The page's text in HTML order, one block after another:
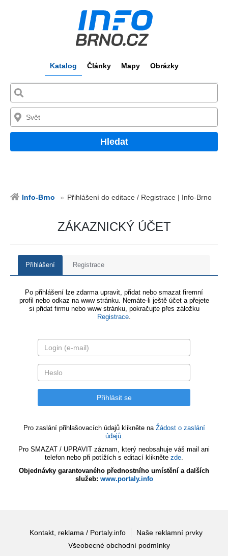
Katalog Články Mapy Obrázky
Hledat
Info-Brno Přihlášení do editace / Registrace | Info-Brno
ZÁKAZNICKÝ ÚČET
Přihlášení Registrace
Po přihlášení lze zdarma upravit, přidat nebo smazat firemní
profil nebo odkaz na www stránku. Nemáte-li ještě účet a přejete
si přidat firmu nebo www stránku, pokračujte přes záložku
Registrace.
Pro zaslání přihlašovacích údajů klikněte na Žádost o zaslání
údajů.
Pro SMAZAT / UPRAVIT záznam, který neobsahuje váš mail ani
telefon nebo při potížích s editací klikněte zde.
Objednávky garantovaného přednostního umístění a dalších
služeb: www.portaly.info
Kontakt, reklama / Portaly.info
Naše reklamní prvky
Všeobecné obchodní podmínky